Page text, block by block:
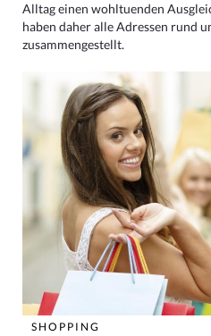
Alltag einen wohltuenden
haben daher alle Adressen rund
zusammengestellt.
SHOPPING